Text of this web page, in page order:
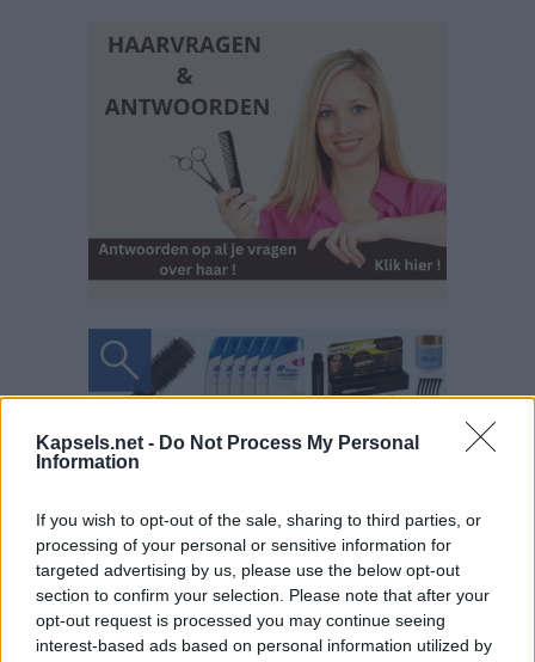
Kapsels.net - Do Not Process My Personal
Information
If you wish to opt-out of the sale, sharing to third parties, or
processing of your personal or sensitive information for
targeted advertising by us, please use the below opt-out
section to confirm your selection. Please note that after your
opt-out request is processed you may continue seeing
interest-based ads based on personal information utilized by